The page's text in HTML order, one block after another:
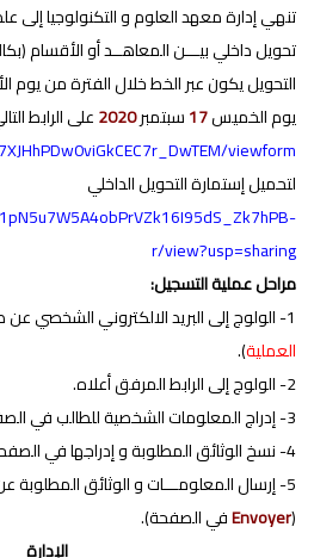
تنهي إدارة معهد العلوم و التكنولوجيا إلى
تحويل داخلي بيـــن المعاهــد أو الأقسام
التحويل يكون عبر الخط خلال الفترة من يوم
يوم الخميس17سبتمبر2020على الرابط
viewform?
لتحميل إستمارة التحويل الداخلي
r/view?usp=sharing
مراحل عملية التسجيل:
1- الولوج إلى البريد الالكتروني الشخصي عن طريق
العملية).
2- الولوج إلى الرابط المرفق أعلاه.
3- إدراج المعلومات الشخصية للطالب في الصفحة.
4- نسخ الوثائق المطلوبة و إدراجها في الصفحة الموالية.
5- إرسال المعلومـــات و الوثائق
(
Envoyerفي الصفحة).
الإدارة